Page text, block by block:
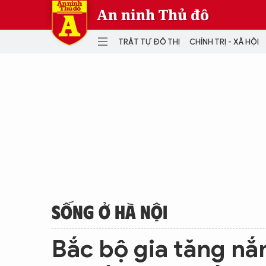
An ninh Thủ đô
TRẬT TỰ ĐÔ THỊ CHÍNH TRỊ - XÃ HỘI
SỐNG Ở HÀ NỘI
Bắc bộ gia tăng